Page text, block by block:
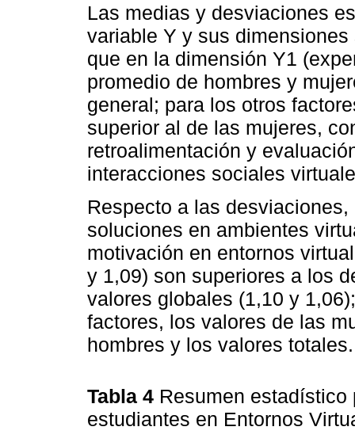
Las medias y desviaciones
variable Y y sus
que en la dimensión Y1
promedio de hombres y
general; para los otros
superior al de las mujeres,
retroalimentación y
interacciones sociales
Respecto a las
soluciones en ambientes
motivación en entornos
y 1,09) son superiores a los
valores globales (1,10 y
factores, los valores de las
hombres y los valores totales.
Tabla 4 Resumen
estudiantes en Entornos